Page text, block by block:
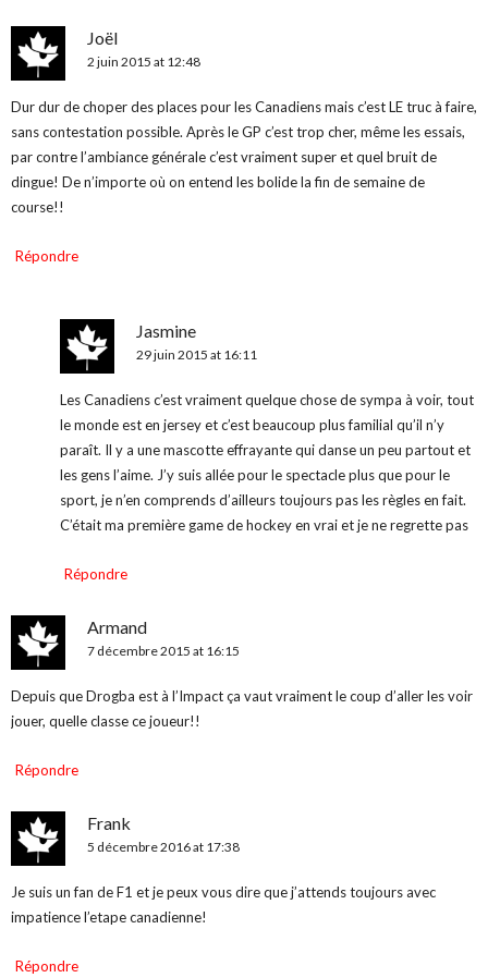
Joël
2 juin 2015 at 12:48
Dur dur de choper des places pour les Canadiens mais c’est LE truc à faire,
sans contestation possible. Après le GP c’est trop cher, même les essais,
par contre l’ambiance générale c’est vraiment super et quel bruit de
dingue! De n’importe où on entend les bolide la fin de semaine de
course!!
Répondre
Jasmine
29 juin 2015 at 16:11
Les Canadiens c’est vraiment quelque chose de sympa à voir, tout
le monde est en jersey et c’est beaucoup plus familial qu’il n’y
paraît. Il y a une mascotte effrayante qui danse un peu partout et
les gens l’aime. J’y suis allée pour le spectacle plus que pour le
sport, je n’en comprends d’ailleurs toujours pas les règles en fait.
C’était ma première game de hockey en vrai et je ne regrette pas
Répondre
Armand
7 décembre 2015 at 16:15
Depuis que Drogba est à l’Impact ça vaut vraiment le coup d’aller les voir
jouer, quelle classe ce joueur!!
Répondre
Frank
5 décembre 2016 at 17:38
Je suis un fan de F1 et je peux vous dire que j’attends toujours avec
impatience l’etape canadienne!
Répondre